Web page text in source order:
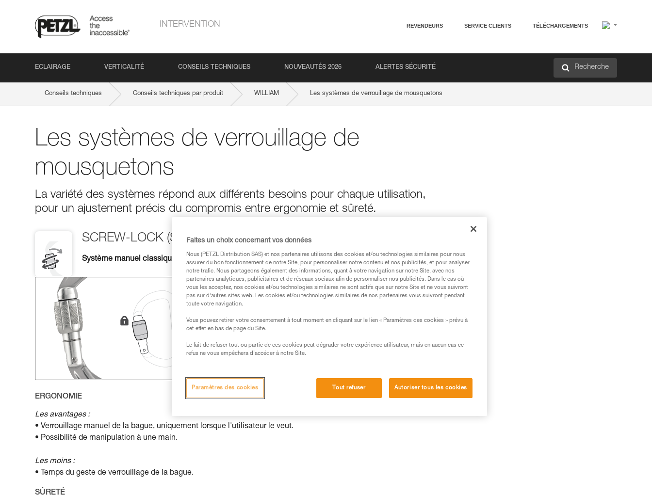
INTERVENTION REVENDEURS SERVICE CLIENTS TÉLÉCHARGEMENTS
ECLAIRAGE VERTICALITÉ CONSEILS TECHNIQUES NOUVEAUTÉS 2026 ALERTES SÉCURITÉ Recherche
Conseils techniques Conseils techniques par produit WILLIAM Les systèmes de verrouillage de mousquetons
Les systèmes de verrouillage de
mousquetons
La variété des systèmes répond aux différents besoins pour chaque utilisation,
pour un ajustement précis du compromis entre ergonomie et sûreté.
SCREW-LOCK (SL)
Système manuel classique, polyvalent et passe-partout
ERGONOMIE
Les avantages :
• Verrouillage manuel de la bague, uniquement lorsque l'utilisateur le veut.
• Possibilité de manipulation à une main.
Les moins :
• Temps du geste de verrouillage de la bague.
SÛRETÉ
Faites un choix concernant vos données
Nous (PETZL Distribution SAS) et nos partenaires utilisons des cookies et/ou technologies similaires pour nous
assurer du bon fonctionnement de notre Site, pour personnaliser notre contenu et nos publicités, et pour analyser
notre trafic. Nous partageons également des informations, quant à votre navigation sur notre Site, avec nos
partenaires analytiques, publicitaires et de réseaux sociaux afin de personnaliser nos publicités. Dans le cas où
vous les acceptez, nos cookies et/ou technologies similaires ne sont actifs que sur notre Site et ne vous suivront
pas sur d’autres sites web. Les cookies et/ou technologies similaires de nos partenaires vous suivront pendant
toute votre navigation.
Vous pouvez retirer votre consentement à tout moment en cliquant sur le lien « Paramètres des cookies » prévu à
cet effet en bas de page du Site.
Le fait de refuser tout ou partie de ces cookies peut dégrader votre expérience utilisateur, mais en aucun cas ce
refus ne vous empêchera d’accéder à notre Site.
Tout refuser Autoriser tous les cookies
Paramètres des cookies